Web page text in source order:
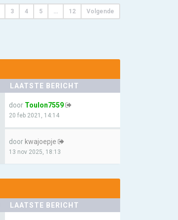
3 4 5 … 12 Volgende
LAATSTE BERICHT
door Toulon7559
20 feb 2021, 14:14
door kwajoepje
13 nov 2025, 18:13
LAATSTE BERICHT